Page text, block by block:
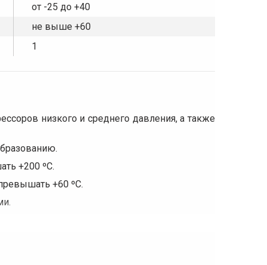
от -25 до +40
не выше +60
1
низкого и среднего давления, а также
+200 ºС.
+60 ºС.